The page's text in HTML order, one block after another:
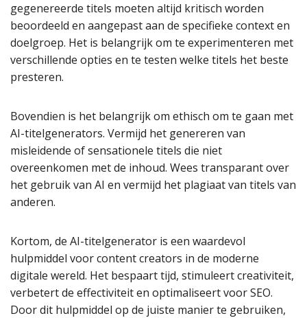
gegenereerde titels moeten altijd kritisch worden
beoordeeld en aangepast aan de specifieke context en
doelgroep. Het is belangrijk om te experimenteren met
verschillende opties en te testen welke titels het beste
presteren.
Bovendien is het belangrijk om ethisch om te gaan met
AI-titelgenerators. Vermijd het genereren van
misleidende of sensationele titels die niet
overeenkomen met de inhoud. Wees transparant over
het gebruik van AI en vermijd het plagiaat van titels van
anderen.
Kortom, de AI-titelgenerator is een waardevol
hulpmiddel voor content creators in de moderne
digitale wereld. Het bespaart tijd, stimuleert creativiteit,
verbetert de effectiviteit en optimaliseert voor SEO.
Door dit hulpmiddel op de juiste manier te gebruiken,